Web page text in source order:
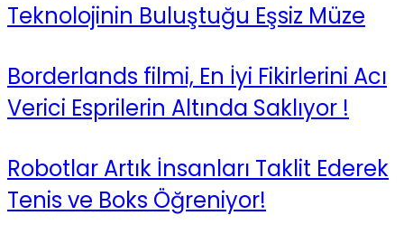
Teknolojinin Buluştuğu Eşsiz Müze
Borderlands filmi, En İyi Fikirlerini Acı
Verici Esprilerin Altında Saklıyor !
Robotlar Artık İnsanları Taklit Ederek
Tenis ve Boks Öğreniyor!